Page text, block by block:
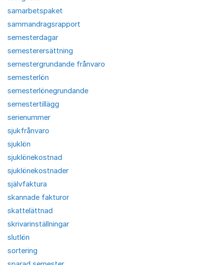
samarbetspaket
sammandragsrapport
semesterdagar
semesterersättning
semestergrundande frånvaro
semesterlön
semesterlönegrundande
semestertillägg
serienummer
sjukfrånvaro
sjuklön
sjuklönekostnad
sjuklönekostnader
självfaktura
skannade fakturor
skattelättnad
skrivarinställningar
slutlön
sortering